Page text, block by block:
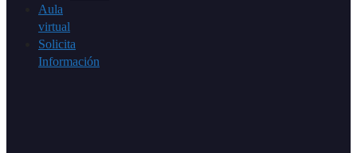
Aula
virtual
Solicita
Información